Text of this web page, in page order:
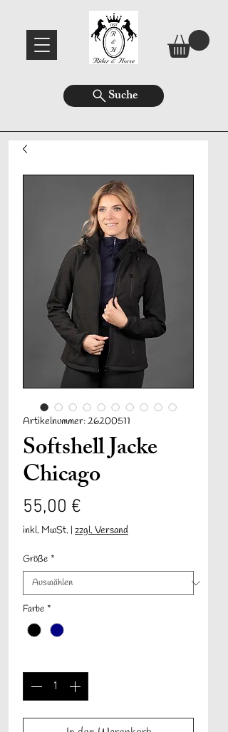
Suche
Artikelnummer: 26200511
Softshell Jacke
Chicago
55,00 €
inkl. MwSt.| zzgl. Versand
Größe *
Farbe *